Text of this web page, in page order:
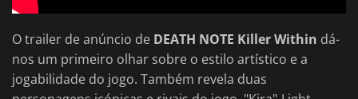
O trailer de anúncio de DEATH NOTE Killer Within dá-
nos um primeiro olhar sobre o estilo artístico e a
jogabilidade do jogo. Também revela duas